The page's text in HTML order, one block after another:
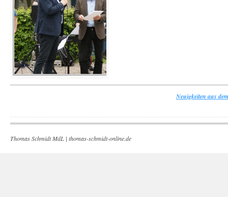
Neuigkeiten aus
Thomas Schmidt MdL | thomas-schmidt-online.de